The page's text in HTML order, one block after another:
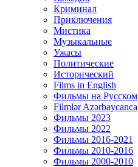
Криминал
Приключения
Мистика
Музыкальные
Ужасы
Политические
Исторический
Films in English
Фильмы на Русском
Filmlər Azərbaycanca
Фильмы 2023
Фильмы 2022
Фильмы 2016-2021
Фильмы 2010-2016
Фильмы 2000-2010